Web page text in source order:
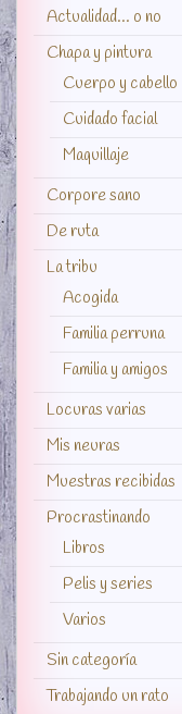
Actualidad… o no
Chapa y pintura
Cuerpo y cabello
Cuidado facial
Maquillaje
Corpore sano
De ruta
La tribu
Acogida
Familia perruna
Familia y amigos
Locuras varias
Mis neuras
Muestras recibidas
Procrastinando
Libros
Pelis y series
Varios
Sin categoría
Trabajando un rato